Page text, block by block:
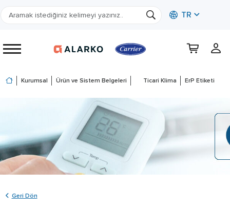
TR
Kurumsal Ürün ve Sistem Belgeleri Ticari Klima ErP Etiketi
Geri Dön